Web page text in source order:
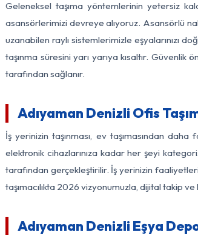
Geleneksel taşıma yöntemlerinin yetersiz
asansörlerimizi devreye alıyoruz. Asansörlü
uzanabilen raylı sistemlerimizle eşyalarınızı
taşınma süresini yarı yarıya kısaltır.
tarafından sağlanır.
Adıyaman Denizli Ofis
İş yerinizin taşınması, ev taşımasından
elektronik cihazlarınıza kadar her şeyi
tarafından gerçekleştirilir. İş yerinizin
taşımacılıkta 2026 vizyonumuzla, dijital takip ve
Adıyaman Denizli Eşya